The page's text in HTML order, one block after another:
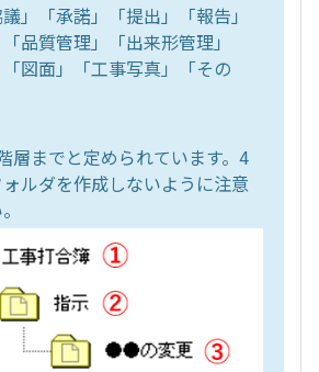
議」「承諾」「提出」「報告」
「品質管理」「出来形管理」
「図面」「工事写真」「その
層までと定められています。4
ルダを作成しないように注意